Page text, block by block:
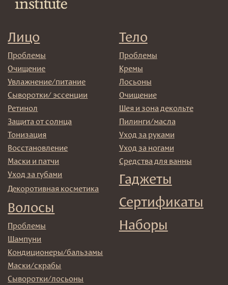
Согласие на обработку
персональных данных
Договор оферта
Реквизиты и контакты
Подписаться
E-mail
Отправляя адрес электронной почты вы соглашаетесь
с политикой в отношении обработки персональных
данных